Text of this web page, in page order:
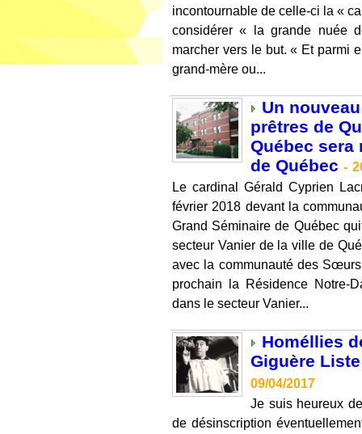
incontournable de celle-ci la «
considérer « la grande nuée
marcher vers le but. « Et parmi
grand-mère ou...
Un
prêtres de
Québec sera
de Québec -
Le cardinal Gérald Cyprien
février 2018 devant la
Grand Séminaire de Québec
secteur Vanier de la ville de
avec la communauté des
prochain la Résidence Notre-
dans le secteur Vanier...
Homéllies
Giguère
09/04/2017
Je suis heureux
de désinscription